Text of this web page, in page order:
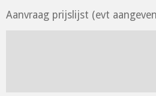
Aanvraag prijslijst (evt